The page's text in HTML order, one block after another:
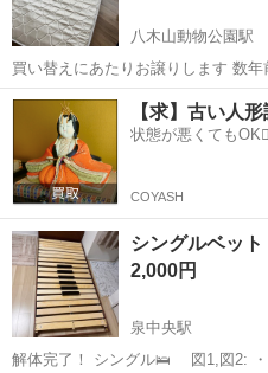
八木山動物公園駅
買い替えにあたりお譲りします 数年前
ミがある箇所有ります 使用に関しては問題あ
手放したいので近い場所ならお届け対応も可能
分予定です
宮城 仙台市 八木山動物公
【求】古い人
状態が悪くても
COYASH
シングルベット
2,000円
泉中央駅
解体完了！ シングル🛌 図1,図2: ・サイズ 長さ:10cm(ヘッド部